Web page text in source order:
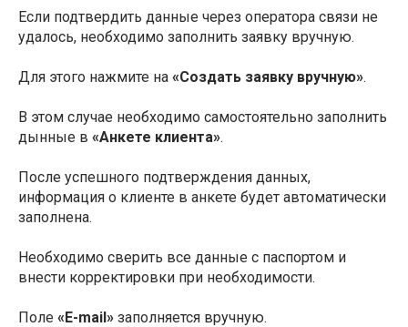
Если подтвердить данные через оператора связи не
удалось, необходимо заполнить заявку вручную.
Для этого нажмите на «Создать заявку вручную».
В этом случае необходимо самостоятельно заполнить
дынные в «Анкете клиента».
После успешного подтверждения данных,
информация о клиенте в анкете будет автоматически
заполнена.
Необходимо сверить все данные с паспортом и
внести корректировки при необходимости.
Поле «E-mail» заполняется вручную.